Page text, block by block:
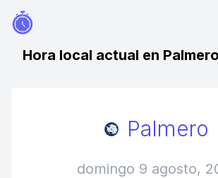
Hora local actual en
Palmero
domingo 9 agosto,